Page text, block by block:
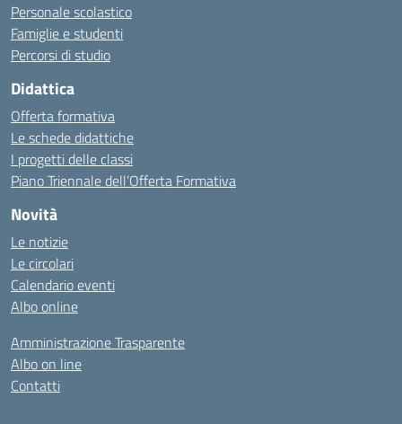
Personale scolastico
Famiglie e studenti
Percorsi di studio
Didattica
Offerta formativa
Le schede didattiche
I progetti delle classi
Piano Triennale dell’Offerta Formativa
Novità
Le notizie
Le circolari
Calendario eventi
Albo online
Amministrazione Trasparente
Albo on line
Contatti